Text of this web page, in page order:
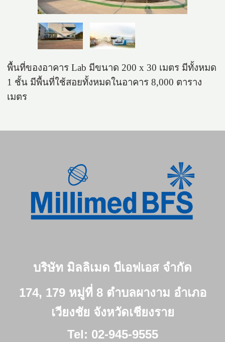
พื้นที่ของอาคาร Lab มีขนาด 200 x 30 เมตร มีทั้งหมด
1 ชั้น มีพื้นที่ใช้สอยทั้งหมดในอาคาร 8,000 ตาราง
เมตร
บริษัท มิลลิเมด บีเอฟเอส จำกัด
174, 179 หมู่ที่ 8 ตำบลผางาม อำเภอ
เวียงชัย จังหวัดเชียงราย
Tel: 02-945-9555